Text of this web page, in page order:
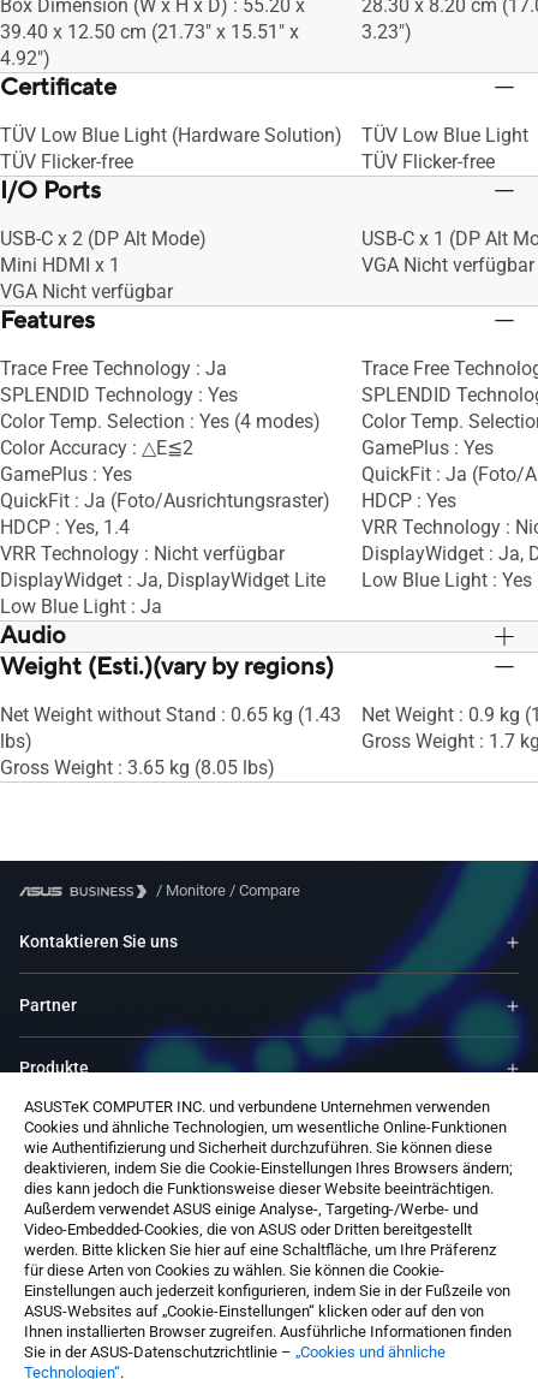
ASUSTeK COMPUTER INC. und verbundene Unternehmen verwenden
Cookies und ähnliche Technologien, um wesentliche Online-Funktionen
wie Authentifizierung und Sicherheit durchzuführen. Sie können diese
deaktivieren, indem Sie die Cookie-Einstellungen Ihres Browsers ändern;
dies kann jedoch die Funktionsweise dieser Website beeinträchtigen.
Außerdem verwendet ASUS einige Analyse-, Targeting-/Werbe- und
Video-Embedded-Cookies, die von ASUS oder Dritten bereitgestellt
werden. Bitte klicken Sie hier auf eine Schaltfläche, um Ihre Präferenz
für diese Arten von Cookies zu wählen. Sie können die Cookie-
Einstellungen auch jederzeit konfigurieren, indem Sie in der Fußzeile von
ASUS-Websites auf „Cookie-Einstellungen“ klicken oder auf den von
Ihnen installierten Browser zugreifen. Ausführliche Informationen finden
Sie in der ASUS-Datenschutzrichtlinie – „Cookies und ähnliche
Technologien“.
Box Dimension (W x H x D) : 55.20 x
39.40 x 12.50 cm (21.73" x 15.51" x
4.92")
28.30 x 8.20 cm
3.23")
Certificate
TÜV Low Blue Light (Hardware Solution)
TÜV Flicker-free
TÜV Low Blue Light
TÜV Flicker-free
I/O Ports
USB-C x 2 (DP Alt Mode)
Mini HDMI x 1
VGA Nicht verfügbar
USB-C x 1 (DP Alt
VGA Nicht verfügbar
Features
Trace Free Technology : Ja
SPLENDID Technology : Yes
Color Temp. Selection : Yes (4 modes)
Color Accuracy : △E≦2
GamePlus : Yes
QuickFit : Ja (Foto/Ausrichtungsraster)
HDCP : Yes, 1.4
VRR Technology : Nicht verfügbar
DisplayWidget : Ja, DisplayWidget Lite
Low Blue Light : Ja
Trace Free
SPLENDID
Color Temp.
GamePlus : Yes
QuickFit : Ja (Foto/
HDCP : Yes
VRR Technology :
DisplayWidget : Ja,
Low Blue Light : Yes
Audio
Speaker : No
Weight (Esti.)(vary by regions)
Net Weight without Stand : 0.65 kg (1.43
lbs)
Gross Weight : 3.65 kg (8.05 lbs)
Net Weight : 0.9 kg
Gross Weight : 1.7
/ Monitore / Compare
Kontaktieren Sie uns
Partner
Produkte
Ressourcen
Service & Programme
Über ASUS